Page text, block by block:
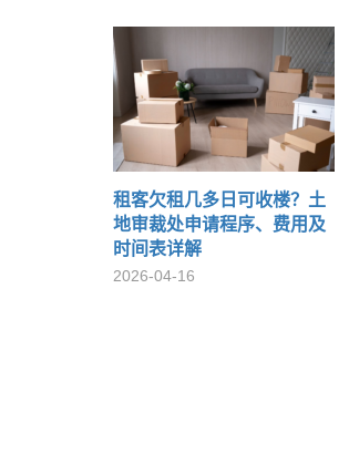
租客欠租几多日可收楼？土
地审裁处申请程序、费用及
时间表详解
2026-04-16